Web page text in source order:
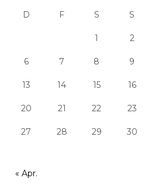
D F S S
1 2
6 7 8 9
13 14 15 16
20 21 22 23
27 28 29 30
« Apr.